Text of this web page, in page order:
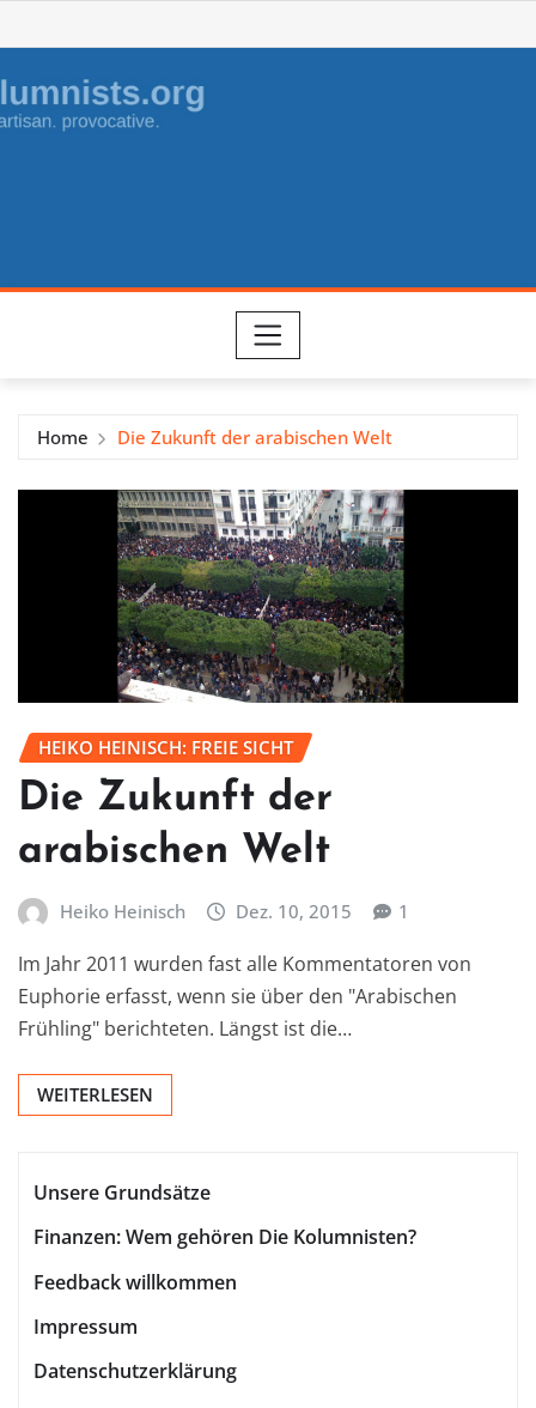
to
content
Home Die Zukunft der arabischen Welt
HEIKO HEINISCH: FREIE SICHT
Die Zukunft der
arabischen Welt
Heiko Heinisch Dez. 10, 2015 1
Im Jahr 2011 wurden fast alle Kommentatoren von
Euphorie erfasst, wenn sie über den "Arabischen
Frühling" berichteten. Längst ist die…
WEITERLESEN
Unsere Grundsätze
Finanzen: Wem gehören Die Kolumnisten?
Feedback willkommen
Impressum
Datenschutzerklärung